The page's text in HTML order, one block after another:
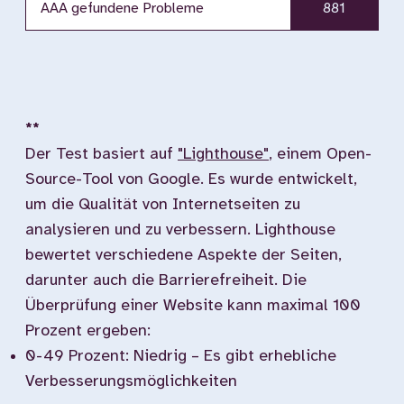
AAA gefundene Probleme 881
**
Der Test basiert auf "Lighthouse", einem Open-
Source-Tool von Google. Es wurde entwickelt,
um die Qualität von Internetseiten zu
analysieren und zu verbessern. Lighthouse
bewertet verschiedene Aspekte der Seiten,
darunter auch die Barrierefreiheit. Die
Überprüfung einer Website kann maximal 100
Prozent ergeben:
0-49 Prozent: Niedrig – Es gibt erhebliche
Verbesserungsmöglichkeiten